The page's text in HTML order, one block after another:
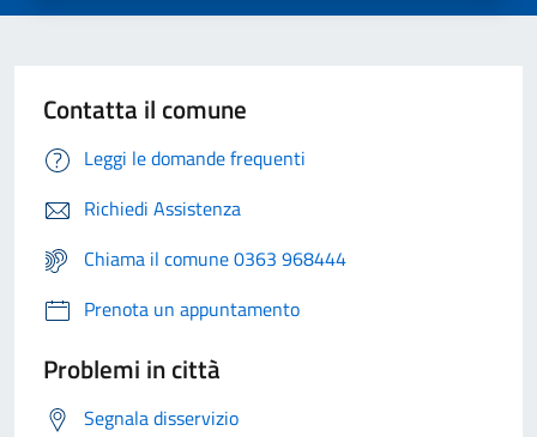
Contatta il comune
Leggi le domande frequenti
Richiedi Assistenza
Chiama il comune 0363 968444
Prenota un appuntamento
Problemi in città
Segnala disservizio